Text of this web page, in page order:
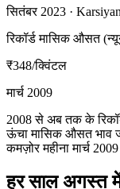
सितंबर 2023 ·
रिकॉर्ड मासिक औसत
₹348/क्विंटल
मार्च 2009
2008 से अब तक के
ऊंचा मासिक औसत भाव
कमज़ोर महीना मार्च
हर साल अगस्त